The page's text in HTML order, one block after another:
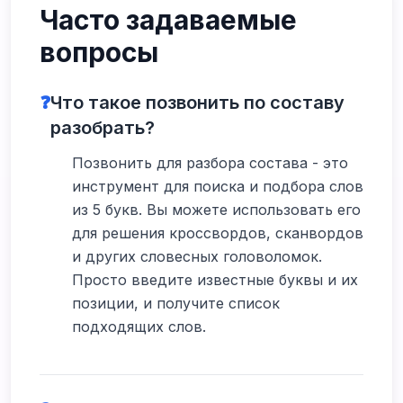
Часто задаваемые
вопросы
❓Что такое позвонить по составу
разобрать?
Позвонить для разбора состава - это
инструмент для поиска и подбора слов
из 5 букв. Вы можете использовать его
для решения кроссвордов, сканвордов
и других словесных головоломок.
Просто введите известные буквы и их
позиции, и получите список
подходящих слов.